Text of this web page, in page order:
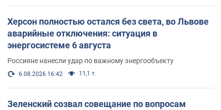
Херсон полностью остался без света, во Львове
аварийные отключения: ситуация в
энергосистеме 6 августа
Россияне нанесли удар по важному энергообъекту
6.08.2026 16:42 11,1 т.
Зеленский созвал совещание по вопросам